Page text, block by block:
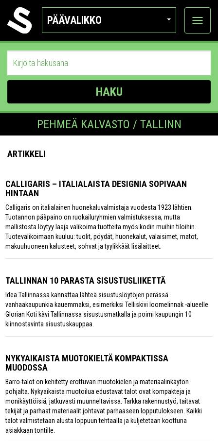
PÄÄVALIKKO
Näytä
HAKU
PEHMEÄ KALVASTO / TALLINN
ARTIKKELI
CALLIGARIS – ITALIALAISTA DESIGNIA SOPIVAAN
HINTAAN
Calligaris on italialainen huonekaluvalmistaja vuodesta 1923 lähtien.
Tuotannon pääpaino on ruokailuryhmien valmistuksessa, mutta
mallistosta löytyy laaja valikoima tuotteita myös kodin muihin tiloihin.
Tuotevalikoimaan kuuluu: tuolit, pöydät, huonekalut, valaisimet, matot,
makuuhuoneen kalusteet, sohvat ja tyylikkäät lisälaitteet.
TALLINNAN 10 PARASTA SISUSTUSLIIKETTÄ
Idea Tallinnassa kannattaa lähteä sisustuslöytöjen perässä
vanhaakaupunkia kauemmaksi, esimerkiksi Telliskivi loomelinnak -alueelle.
Glorian Koti kävi Tallinnassa sisustusmatkalla ja poimi kaupungin 10
kiinnostavinta sisustuskauppaa.
NYKYAIKAISTA MUOTOKIELTÄ KOMPAKTISSA
MUODOSSA
Barro-talot on kehitetty erottuvan muotokielen ja materiaalinkäytön
pohjalta. Nykyaikaista muotoilua edustavat talot ovat kompakteja ja
monikäyttöisiä, jatkuvasti muunneltavissa. Tarkka rakennustyö, taitavat
tekijät ja parhaat materiaalit johtavat parhaaseen lopputulokseen. Kaikki
talot valmistetaan alusta loppuun tehtaalla ja kuljetetaan koottuna
asiakkaan tontille.